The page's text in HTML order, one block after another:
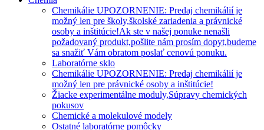
Chemikálie UPOZORNENIE: Predaj chemikálií je
možný len pre školy,školské zariadenia a právnické
osoby a inštitúcie!Ak ste v našej ponuke nenašli
požadovaný produkt,pošlite nám prosím dopyt,budeme
sa snažiť Vám obratom poslať cenovú ponuku.
Laboratórne sklo
Chemikálie UPOZORNENIE: Predaj chemikálií je
možný len pre právnické osoby a inštitúcie!
Žiacke experimentálne moduly,Súpravy chemických
pokusov
Chemické a molekulové modely
Ostatné laboratórne pomôcky